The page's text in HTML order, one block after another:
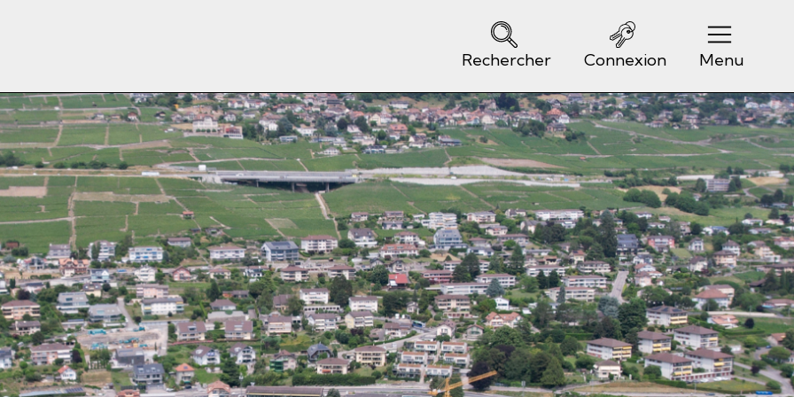
Rechercher
Connexion Menu
Navigation principale